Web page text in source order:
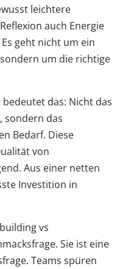
leichtere
auch Energie
geht nicht um ein
um die richtige
das: Nicht das
sondern das
Bedarf. Diese
von
Aus einer netten
Investition in
vs
Sie ist eine
Teams spüren